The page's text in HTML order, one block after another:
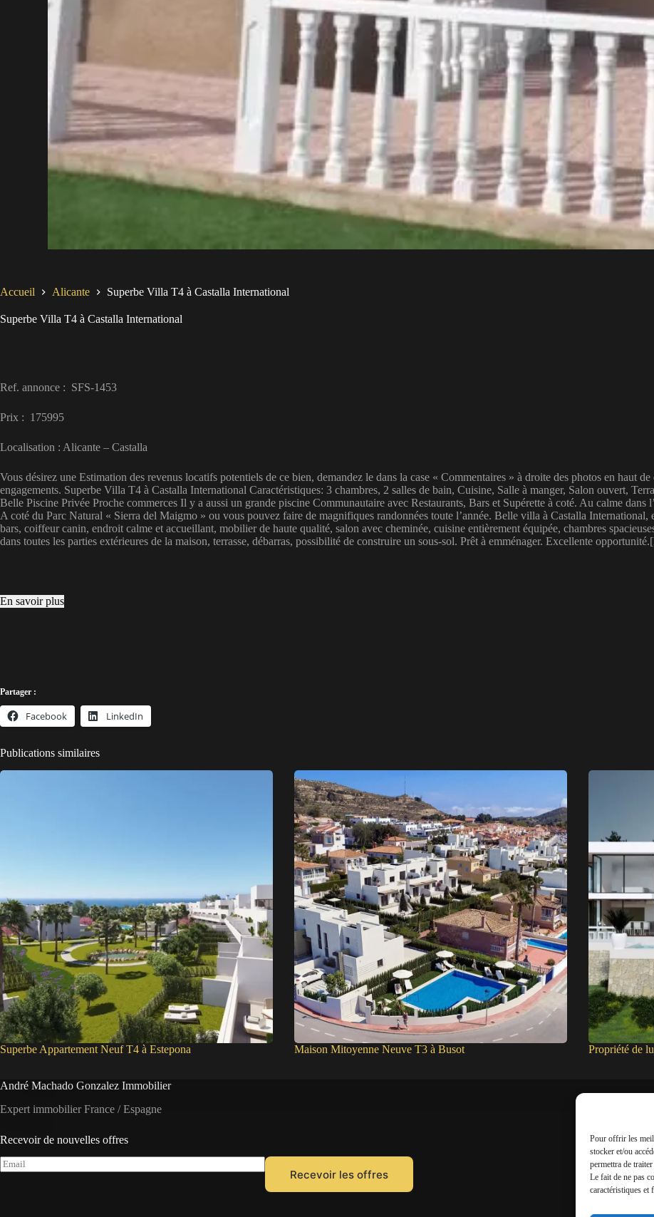
Pour offrir les
stocker et/ou
permettra de
Le fait de ne pas
caractéristiques et
Accueil Alicante Superbe Villa T4 à Castalla International
Superbe Villa T4 à Castalla International
Ref. annonce : SFS-1453
Prix : 175995
Localisation : Alicante – Castalla
Vous désirez une Estimation des revenus locatifs potentiels de ce bien, demandez le dans la case « Commentaires » à droite des photos en haut
engagements. Superbe Villa T4 à Castalla International Caractéristiques: 3 chambres, 2 salles de bain, Cuisine, Salle à manger, Salon ouvert,
Belle Piscine Privée Proche commerces Il y a aussi un grande piscine Communautaire avec Restaurants, Bars et Supérette à coté. Au calme
A coté du Parc Natural « Sierra del Maigmo » ou vous pouvez faire de magnifiques randonnées toute l’année. Belle villa à Castalla
bars, coiffeur canin, endroit calme et accueillant, mobilier de haute qualité, salon avec cheminée, cuisine entièrement équipée, chambres
dans toutes les parties extérieures de la maison, terrasse, débarras, possibilité de construire un sous-sol. Prêt à emménager. Excellente
En savoir plus
Partager :
Facebook LinkedIn
Publications similaires
Superbe Appartement Neuf T4 à Estepona Maison Mitoyenne Neuve T3 à Busot Propriété de
André Machado Gonzalez Immobilier
Expert immobilier France / Espagne
Recevoir de nouvelles offres
E
m
Recevoir les offres